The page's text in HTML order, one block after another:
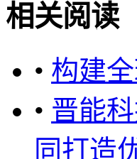
相关阅读
• 构建
• 晋能
同打造